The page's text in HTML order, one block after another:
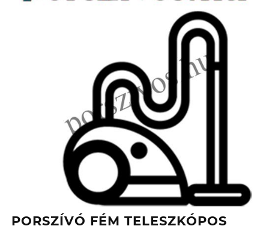
PORSZÍVÓ FÉM TELESZKÓPOS